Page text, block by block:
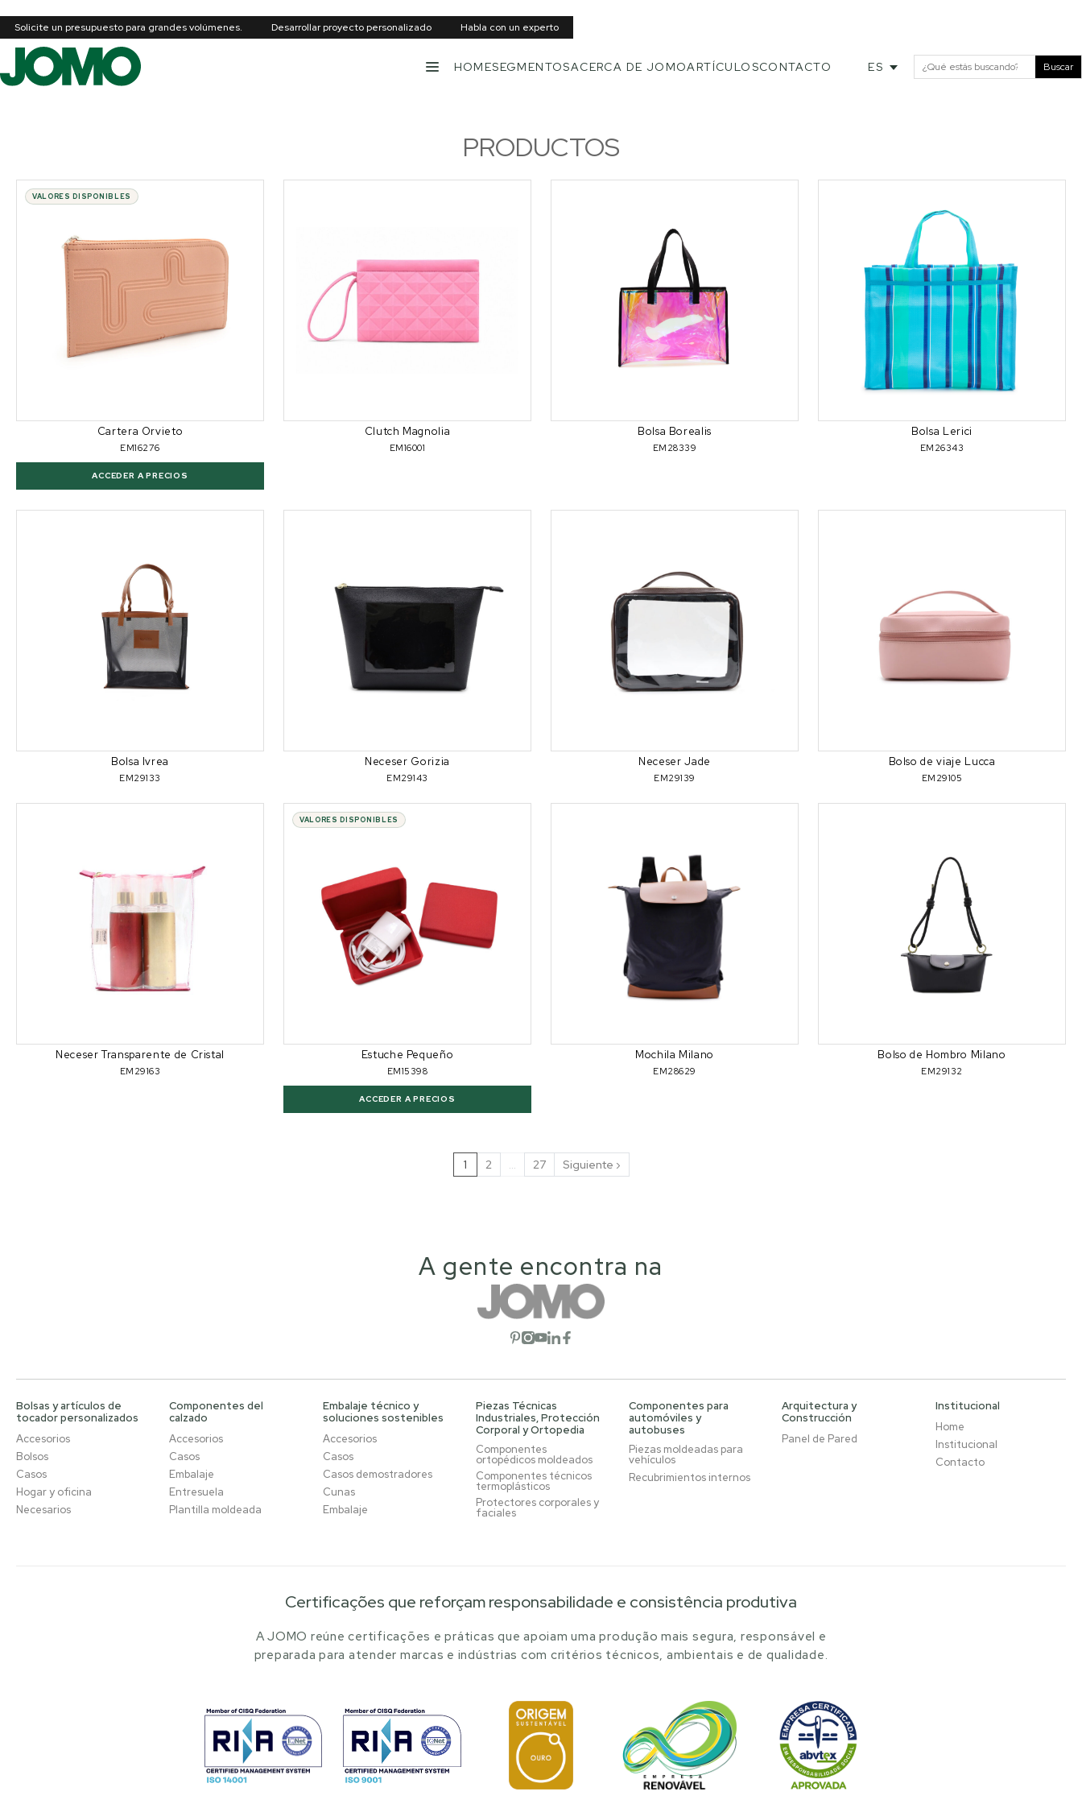
Solicite un presupuesto para grandes volúmenes. Desarrollar proyecto personalizado Habla con un experto
MENÚHOMESEGMENTOSACERCA DE JOMOARTÍCULOSCONTACTO ES Buscar
PRODUCTOS
VALORES DISPONIBLES
Cartera Orvieto
EM16276
ACCEDER A PRECIOS
Clutch Magnolia
EM16001
Bolsa Borealis
EM28339
Bolsa Lerici
EM26343
Bolsa Ivrea
EM29133
Neceser Gorizia
EM29143
Neceser Jade
EM29139
Bolso de viaje Lucca
EM29105
Neceser Transparente de Cristal
EM29163
VALORES DISPONIBLES
Estuche Pequeño
EM15398
ACCEDER A PRECIOS
Mochila Milano
EM28629
Bolso de Hombro Milano
EM29132
1 2 … 27 Siguiente ›
A gente encontra na
Abrir red social
Abrir red social
Abrir red social
Abrir red social
Abrir red social
Bolsas y artículos de
tocador personalizados
Accesorios
Bolsos
Casos
Hogar y oficina
Necesarios
Componentes del
calzado
Accesorios
Casos
Embalaje
Entresuela
Plantilla moldeada
Embalaje técnico y
soluciones sostenibles
Accesorios
Casos
Casos demostradores
Cunas
Embalaje
Piezas Técnicas
Industriales, Protección
Corporal y Ortopedia
Componentes
ortopédicos moldeados
Componentes técnicos
termoplásticos
Protectores corporales y
faciales
Componentes para
automóviles y
autobuses
Piezas moldeadas para
vehículos
Recubrimientos internos
Arquitectura y
Construcción
Panel de Pared
Institucional
Home
Institucional
Contacto
Certificações que reforçam responsabilidade e consistência produtiva
A JOMO reúne certificações e práticas que apoiam uma produção mais segura, responsável e
preparada para atender marcas e indústrias com critérios técnicos, ambientais e de qualidade.